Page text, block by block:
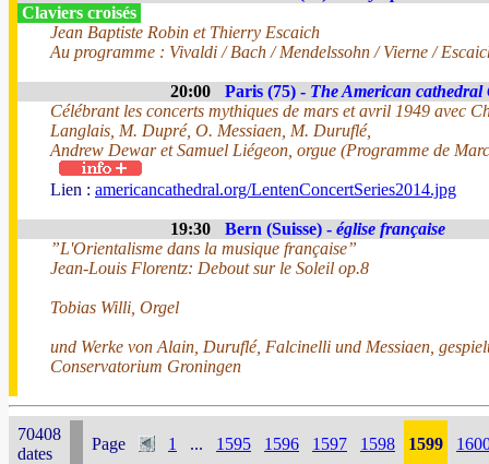
Claviers croisés
Jean Baptiste Robin et Thierry Escaich
Au programme : Vivaldi / Bach / Mendelssohn / Vierne /
20:00 Paris (75) - The American cathedral
Célébrant les concerts mythiques de mars et avril 1949 avec
Langlais, M. Dupré, O. Messiaen, M. Duruflé,
Andrew Dewar et Samuel Liégeon, orgue (Programme de
Lien : americancathedral.org/LentenConcertSeries2014.jpg
19:30 Bern (Suisse) - église française
”L'Orientalisme dans la musique française”
Jean-Louis Florentz: Debout sur le Soleil op.8
Tobias Willi, Orgel
und Werke von Alain, Duruflé, Falcinelli und Messiaen,
Conservatorium Groningen
70408
dates
Page 1 ... 1595 1596 1597 1598 1599